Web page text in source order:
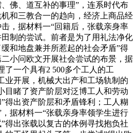
佛、道互补的事理”，连系时代布
和三教合一的趋向，经济上商品经
，据材料一“回籍后，张载亲身率
制的尝试。前者是为了用礼法净化
和地盘兼并所惹起的社会矛盾”得
小问欧文开展社会尝试的布景，据
了一个具有2 500多个工人的工
业开展，机械大出产和工场轨制的
目睹了资产阶层对泛博工人和劳动
得出资产阶层和矛盾锋利；工人糊
据材料一“张载亲身率领学生进行
得出张载以复古的体例寻找抱负社